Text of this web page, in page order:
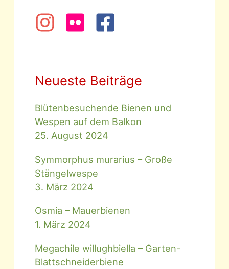
Neueste Beiträge
Blütenbesuchende Bienen und
Wespen auf dem Balkon
25. August 2024
Symmorphus murarius – Große
Stängelwespe
3. März 2024
Osmia – Mauerbienen
1. März 2024
Megachile willughbiella – Garten-
Blattschneiderbiene